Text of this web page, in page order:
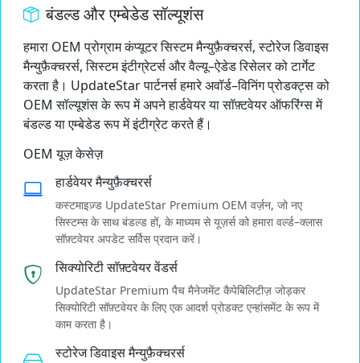
बंडल्ड और एम्बेडेड सॉल्यूशंस
हमारा OEM प्रोग्राम कंप्यूटर सिस्टम मैन्युफ़ैक्चरर्स, स्टोरेज डिवाइस
मैन्युफ़ैक्चरर्स, सिस्टम इंटीग्रेटर्स और वैल्यू–ऐडेड रिसेलर को टार्गेट
करता है। UpdateStar पार्टनर्स हमारे अवॉर्ड–विनिंग प्रोडक्ट्स को
OEM सॉल्यूशंस के रूप में अपने हार्डवेयर या सॉफ़्टवेयर ऑफरिंग्स में
बंडल्ड या एम्बेडेड रूप में इंटीग्रेट करते हैं।
OEM यूज़ केसेज़
हार्डवेयर मैन्युफ़ैक्चरर्स
कस्टमाइज़्ड UpdateStar Premium OEM वर्ज़न, जो नए
सिस्टम्स के साथ बंडल्ड हों, के माध्यम से यूज़र्स को हमारा वर्ल्ड–क्लास
सॉफ़्टवेयर अपडेट सर्विस प्रदान करें।
सिक्योरिटी सॉफ़्टवेयर वेंडर्स
UpdateStar Premium पैच मैनेजमेंट कैपेबिलिटीज़ जोड़कर
सिक्योरिटी सॉफ़्टवेयर के लिए एक आदर्श प्रोडक्ट एन्हांसमेंट के रूप में
काम करता है।
स्टोरेज डिवाइस मैन्युफ़ैक्चरर्स